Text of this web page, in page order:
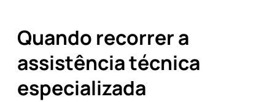
Quando recorrer a
assistência técnica
especializada